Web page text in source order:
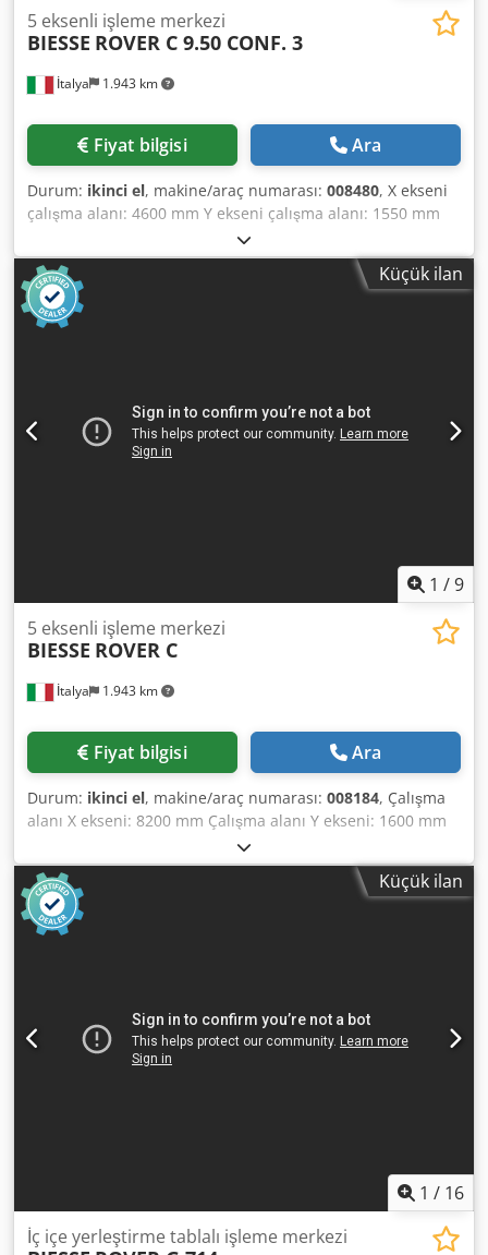
İtalya 1.943 km
5 eksenli işleme merkezi
BIESSE ROVER C 9.50 CONF. 3
Fiyat bilgisi Ara
Durum: ikinci el, makine/araç numarası: 008480, X ekseni
çalışma alanı: 4600 mm Y ekseni çalışma alanı: 1550 mm
Çalışma yüzeyi: Vakumlu konsol destekleriyle Dsdpfx Adsy
Edqkjiowa Ana mil gücü: 15 KW Kontrol edilen eksen sayısı:
5 eksen Delme milleri sayısı: 31 Takım yuvaları sayısı: 58
Küçük ilan
1 /9
İtalya 1.943 km
5 eksenli işleme merkezi
BIESSE ROVER C
Fiyat bilgisi Ara
Durum: ikinci el, makine/araç numarası: 008184, Çalışma
alanı X ekseni: 8200 mm Çalışma alanı Y ekseni: 1600 mm
Çalışma yüzeyi: Vakumlu konsol sehpalı Dedpfx Adsyxmv
Njiswa Ana mil gücü: 13 kW Kontrol edilen eksen sayısı: 5
eksen Takım magazin yuvası sayısı: 22
Küçük ilan
1 / 16
İç içe yerleştirme tablalı işleme merkezi